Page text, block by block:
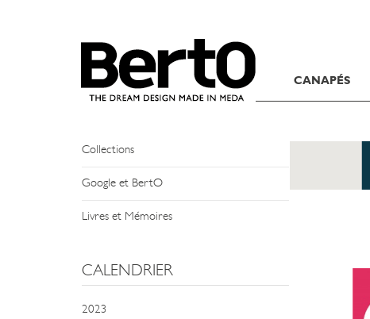
CANAPÉS
NEWS
Évènements et Rendez-vous
Collections
Google et BertO
Livres et Mémoires
CALENDRIER
2023